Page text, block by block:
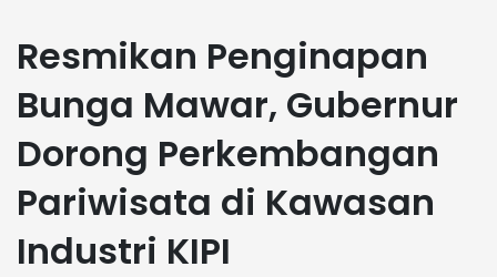
Resmikan Penginapan
Bunga Mawar, Gubernur
Dorong Perkembangan
Pariwisata di Kawasan
Industri KIPI